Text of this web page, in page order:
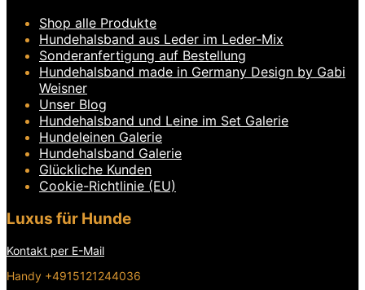
Shop alle Produkte
Hundehalsband aus Leder im Leder-Mix
Sonderanfertigung auf Bestellung
Hundehalsband made in Germany Design by Gabi
Weisner
Unser Blog
Hundehalsband und Leine im Set Galerie
Hundeleinen Galerie
Hundehalsband Galerie
Glückliche Kunden
Cookie-Richtlinie (EU)
Luxus für Hunde
Kontakt per E-Mail
Handy +4915121244036